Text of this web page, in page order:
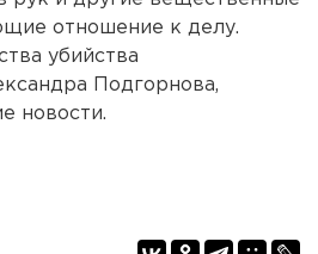
отношение к делу.
убийства
Подгорнова,
новости.